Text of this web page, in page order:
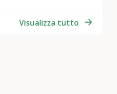
Visualizza tutto